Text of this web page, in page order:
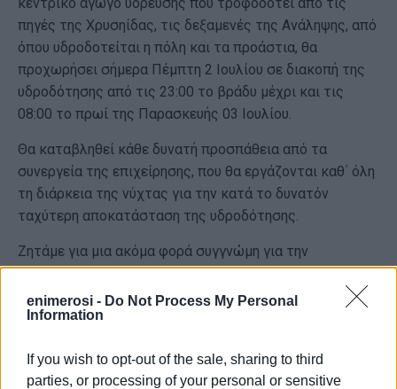
enimerosi - Do Not Process My Personal
Information
If you wish to opt-out of the sale, sharing to third
parties, or processing of your personal or sensitive
πηγές της Χρυσηίδας, τις δεξαμενές της Ανάληψης, από
όπου υδροδοτείται η πόλη και τα προάστια, θα
προχωρήσει σήμερα Πέμπτη 2 Ιουλίου σε διακοπή της
υδροδότησης από τις 23:00 το βράδυ μέχρι και τις
08:00 το πρωί της Παρασκευής 03 Ιουλίου.
Θα καταβληθεί κάθε δυνατή προσπάθεια από τα
συνεργεία της επιχείρησης, που θα εργάζονται καθ΄ όλη
τη διάρκεια της νύχτας για την κατά το δυνατόν
ταχύτερη αποκατάσταση της υδροδότησης.
Ζητάμε για μια ακόμα φορά συγγνώμη για την
ταλαιπωρία και προσβλέπουμε στην κατανόηση σας.